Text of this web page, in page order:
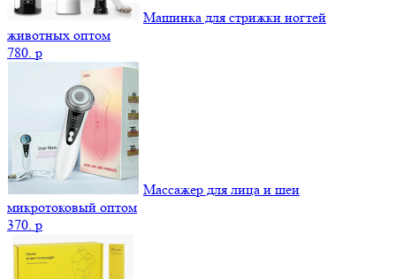
Машинка для стрижки ногтей
животных оптом
780. p
Массажер для лица и шеи
микротоковый оптом
370. p